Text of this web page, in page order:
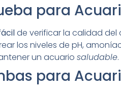
para
de verificar la calidad del
los niveles de pH,
un acuario saludable.
para